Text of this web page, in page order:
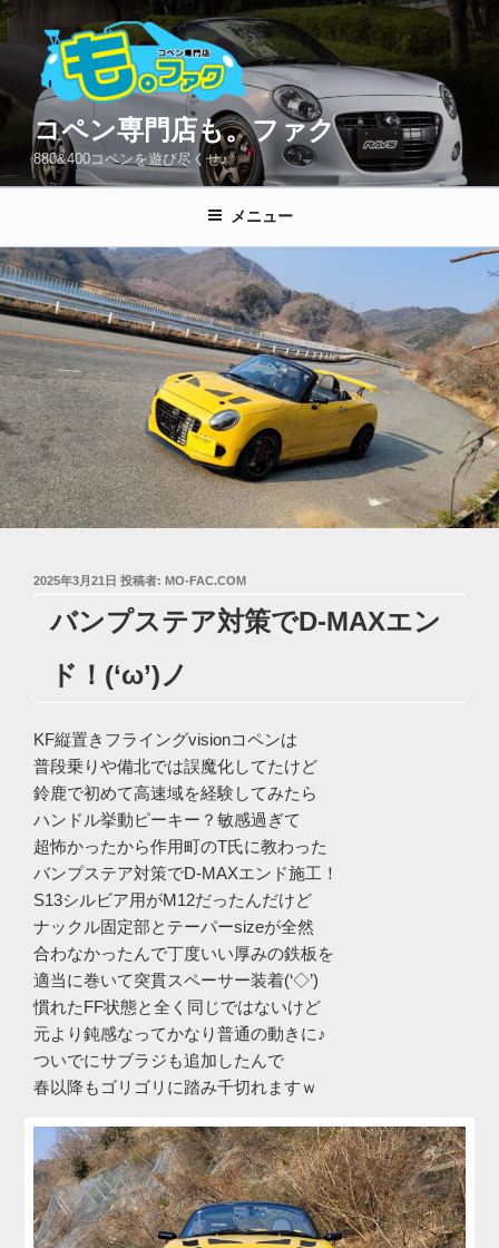
コ
ン
ン
ス
プ
コペン専門店も。ファク
880&400コペンを遊び尽くせ♪
メニュー
投
2025年3月21日 投稿者: MO-FAC.COM
バンプステア対策でD-MAXエン
ド！(‘ω’)ノ
KF縦置きフライングvisionコペンは
普段乗りや備北では誤魔化してたけど
鈴鹿で初めて高速域を経験してみたら
ハンドル挙動ピーキー？敏感過ぎて
超怖かったから作用町のT氏に教わった
バンプステア対策でD-MAXエンド施工！
S13シルビア用がM12だったんだけど
ナックル固定部とテーパーsizeが全然
合わなかったんで丁度いい厚みの鉄板を
適当に巻いて突貫スペーサー装着(‘◇’)ゞ
慣れたFF状態と全く同じではないけど
元より鈍感なってかなり普通の動きに♪
ついでにサブラジも追加したんで
春以降もゴリゴリに踏み千切れますｗ